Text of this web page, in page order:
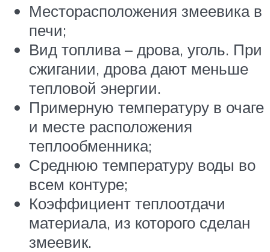
Месторасположения змеевика в
печи;
Вид топлива – дрова, уголь. При
сжигании, дрова дают меньше
тепловой энергии.
Примерную температуру в очаге
и месте расположения
теплообменника;
Среднюю температуру воды во
всем контуре;
Коэффициент теплоотдачи
материала, из которого сделан
змеевик.